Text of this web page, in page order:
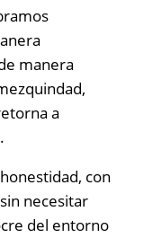
manera
a
con
necesitar
del entorno